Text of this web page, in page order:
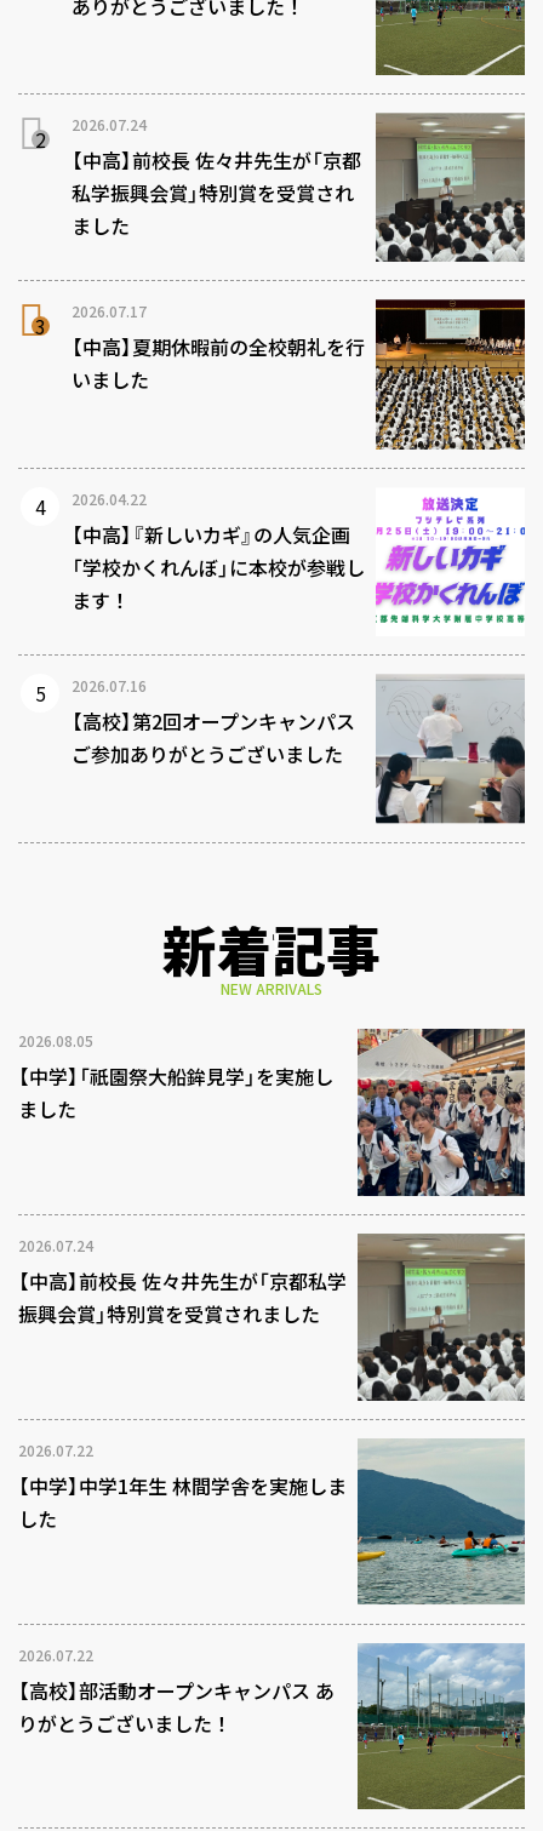
2026.07.24
【中高】前校長 佐々井先生が「京都
私学振興会賞」特別賞を受賞され
ました
2026.07.17
【中高】夏期休暇前の全校朝礼を行
いました
2026.04.22
【中高】『新しいカギ』の人気企画
「学校かくれんぼ」に本校が参戦し
ます！
2026.07.16
【高校】第2回オープンキャンパス
ご参加ありがとうございました
新着記事
NEW ARRIVALS
2026.08.05
【中学】「祇園祭大船鉾見学」を実施し
ました
2026.07.24
【中高】前校長 佐々井先生が「京都私学
振興会賞」特別賞を受賞されました
2026.07.22
【中学】中学1年生 林間学舎を実施しま
した
2026.07.22
【高校】部活動オープンキャンパス あ
りがとうございました！